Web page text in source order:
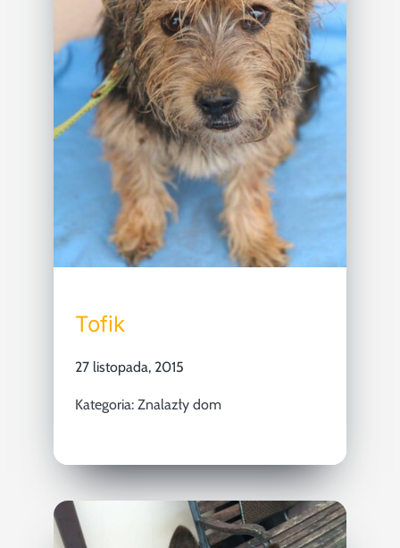
Tofik
27 listopada, 2015
Kategoria: Znalazły dom